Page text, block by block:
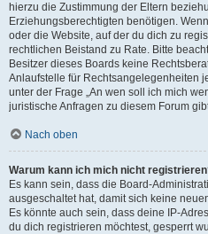
hierzu die Zustimmung der Eltern
Erziehungsberechtigten benötigen.
oder die Website, auf der du dich zu
rechtlichen Beistand zu Rate. Bitte
Besitzer dieses Boards keine
Anlaufstelle für Rechtsangelegenheiten
unter der Frage „An wen soll ich mich
juristische Anfragen zu diesem Forum
Nach oben
Warum kann ich mich nicht
Es kann sein, dass die Board-
ausgeschaltet hat, damit sich keine
Es könnte auch sein, dass deine IP-
du dich registrieren möchtest, gesperrt